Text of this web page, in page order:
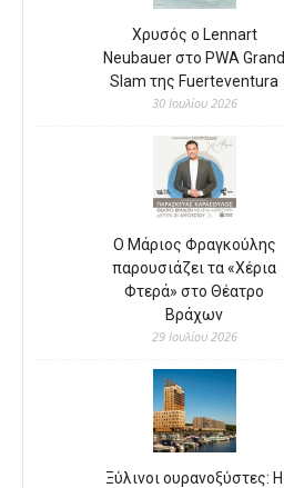
Χρυσός ο Lennart
Neubauer στο PWA Grand
Slam της Fuerteventura
30 Ιουλίου 2026
Ο Μάριος Φραγκούλης
παρουσιάζει τα «Χέρια
Φτερά» στο Θέατρο
Βράχων
29 Ιουλίου 2026
Ξύλινοι ουρανοξύστες: Η